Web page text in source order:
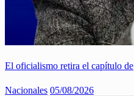
El oficialismo retira el capítulo de
Nacionales 05/08/2026